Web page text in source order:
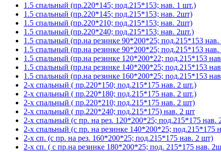
1.5 спальный (пр.220*145; под.215*153; нав. 1 шт.)
1.5 спальный (пр.220*145; под.215*153; нав. 2шт)
1.5 спальный (пр.220*210; под.215*153; нав. 2шт)
1.5 спальный (пр.220*240; под.215*153; нав. 2шт.)
1.5 спальный (пр.на резинке 90*200*25; под.215*153
1.5 спальный (пр.на резинке 90*200*25; под.215*153
1.5 спальный (пр.на резинке 120*200*22; под.215*153
1.5 спальный (пр.на резинке 140*200*25; под.215*153
1.5 спальный (пр.на резинке 160*200*25; под.215*153
2-х спальный ( пр.220*150; под.215*175 нав. 2 шт.)
2-х спальный ( пр.220*180; под.215*175 нав. 2 шт.)
2-х спальный ( пр.220*210; под.215*175 нав. 2 шт)
2-х спальный ( пр.220*240; под.215*175) нав. 2 шт
2-х спальный (с пр. на рез. 120*200*25; под.215*175 нав.
2-х спальный (с пр. на резинке 140*200*25; под.215*175
2-х сп. (с пр. на рез. 160*200*25; под.215*175 нав. 2 шт)
2-х сп. ( с пр.на резинке 180*200*25; под. 215*175 нав.